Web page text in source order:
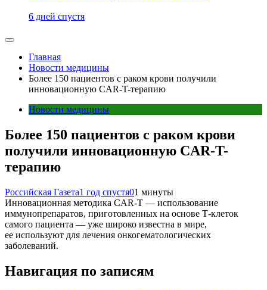
6 дней спустя
Главная
Новости медицины
Более 150 пациентов с раком крови получили
инновационную CAR-T-терапию
Новости медицины
Более 150 пациентов с раком крови
получили инновационную CAR-T-
терапию
Российская Газета1 год спустя01 минуты
Инновационная методика CAR-T — использование
иммунопрепаратов, приготовленных на основе Т-клеток
самого пациента — уже широко известна в мире,
ее используют для лечения онкогематологических
заболеваний.
Навигация по записям